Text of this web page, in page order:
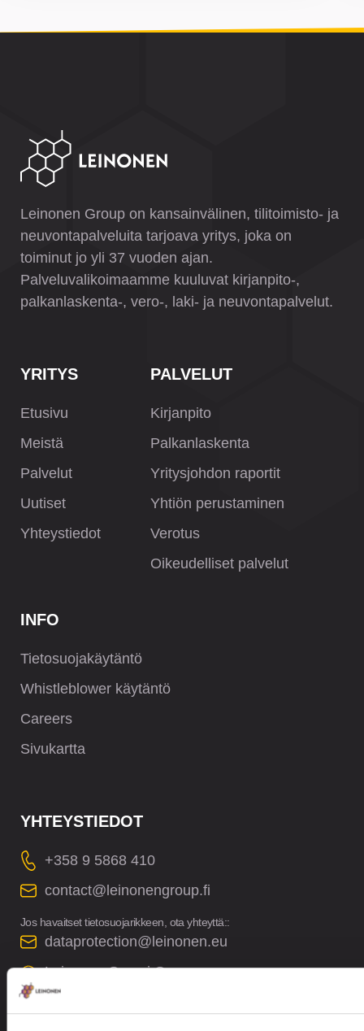
Leinonen Group on kansainvälinen, tilitoimisto- ja
neuvontapalveluita tarjoava yritys, joka on
toiminut jo yli 37 vuoden ajan.
Palveluvalikoimaamme kuuluvat kirjanpito-,
palkanlaskenta-, vero-, laki- ja neuvontapalvelut.
YRITYS
Etusivu
Meistä
Palvelut
Uutiset
Yhteystiedot
PALVELUT
Kirjanpito
Palkanlaskenta
Yritysjohdon raportit
Yhtiön perustaminen
Verotus
Oikeudelliset palvelut
INFO
Tietosuojakäytäntö
Whistleblower käytäntö
Careers
Sivukartta
YHTEYSTIEDOT
+358 9 5868 410
contact@leinonengroup.fi
Jos havaitset tietosuojarikkeen, ota yhteyttä::
dataprotection@leinonen.eu
Leinonen Suomi Oy
Malminkaari 23 A, 00700 Finland